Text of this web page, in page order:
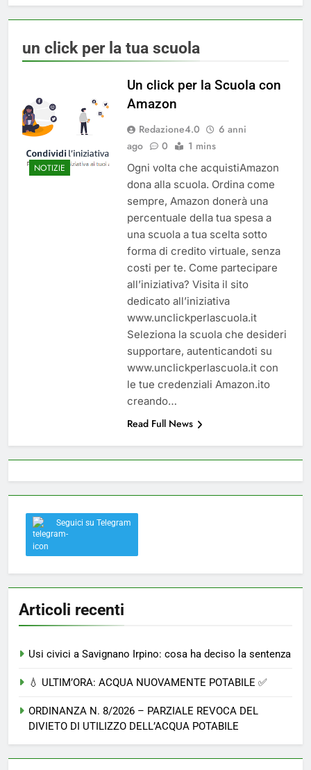
ORDINANZA N. 8/2026 –
PARZIALE REVOCA DEL DIVIETO
POTABILE
5 Mesi Ago
📢Aggiornamento Situazione
5 Mesi Ago
⚠️ Emergenza Acqua a
del 26 Marzo 2026
5 Mesi Ago
Mangiaplastica: Più ricicli, più
risparmi!
10 Mesi Ago
Postamat chiuso di notte a
Savignano: misura anti-rapina
fino alle 8:30
11 Mesi Ago
💡 Savignano 4.0 si rinnova: scopri
la nuova grafica del blog dedicato
al futuro del nostro paese
1 Anno Ago
🌤️ Nuova Webcam Live per il
Meteo a Savignano Irpino!
2 Anni Ago
Test IT-alert l’11 ottobre:
messaggio sui cellulari anche a
Savignano
2 Anni Ago
un click per la tua scuola
NOTIZIE
Un click per la Scuola con
Amazon
Redazione4.0
6 anni
ago
0 1 mins
Ogni volta che acquistiAmazon
dona alla scuola. Ordina come
sempre, Amazon donerà una
percentuale della tua spesa a
una scuola a tua scelta sotto
forma di credito virtuale, senza
costi per te. Come partecipare
all’iniziativa? Visita il sito
dedicato all’iniziativa
www.unclickperlascuola.it
Seleziona la scuola che desideri
supportare, autenticandoti su
www.unclickperlascuola.it con
le tue credenziali Amazon.ito
creando…
Read Full News
Seguici su Telegram
Articoli recenti
Usi civici a Savignano Irpino: cosa ha deciso la sentenza
💧 ULTIM’ORA: ACQUA NUOVAMENTE POTABILE ✅
ORDINANZA N. 8/2026 – PARZIALE REVOCA DEL
DIVIETO DI UTILIZZO DELL’ACQUA POTABILE